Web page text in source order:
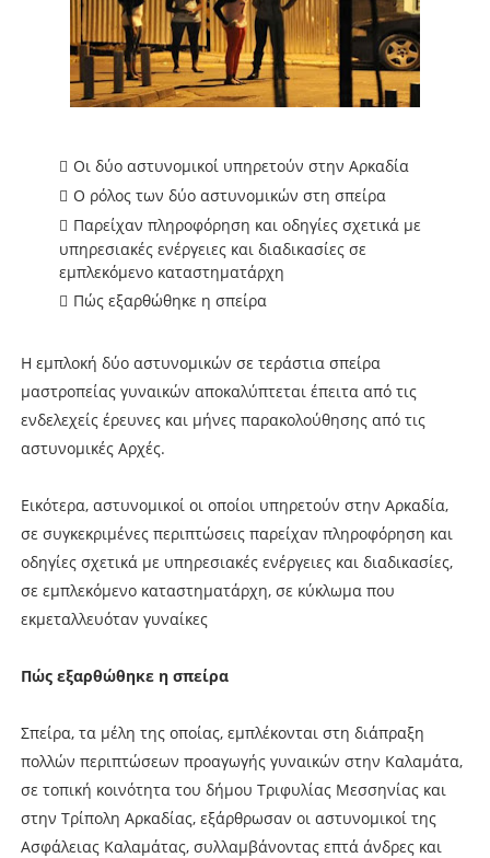
Οι δύο αστυνομικοί υπηρετούν στην Αρκαδία
Ο ρόλος των δύο αστυνομικών στη σπείρα
Παρείχαν πληροφόρηση και οδηγίες σχετικά με
υπηρεσιακές ενέργειες και διαδικασίες σε
εμπλεκόμενο καταστηματάρχη
Πώς εξαρθώθηκε η σπείρα
Η εμπλοκή δύο αστυνομικών σε τεράστια σπείρα
μαστροπείας γυναικών αποκαλύπτεται έπειτα από τις
ενδελεχείς έρευνες και μήνες παρακολούθησης από τις
αστυνομικές Αρχές.
Εικότερα, αστυνομικοί οι οποίοι υπηρετούν στην Αρκαδία,
σε συγκεκριμένες περιπτώσεις παρείχαν πληροφόρηση και
οδηγίες σχετικά με υπηρεσιακές ενέργειες και διαδικασίες,
σε εμπλεκόμενο καταστηματάρχη, σε κύκλωμα που
εκμεταλλευόταν γυναίκες
Πώς εξαρθώθηκε η σπείρα
Σπείρα, τα μέλη της οποίας, εμπλέκονται στη διάπραξη
πολλών περιπτώσεων προαγωγής γυναικών στην Καλαμάτα,
σε τοπική κοινότητα του δήμου Τριφυλίας Μεσσηνίας και
στην Τρίπολη Αρκαδίας, εξάρθρωσαν οι αστυνομικοί της
Ασφάλειας Καλαμάτας, συλλαμβάνοντας επτά άνδρες και